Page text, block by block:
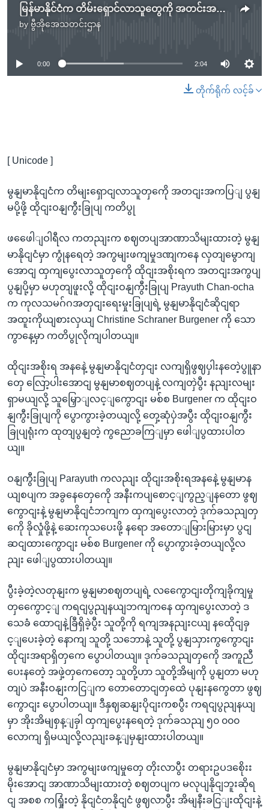
မြန်မာနိုင်ငံက တိမ်းရှောင်လာသူတွေကို အတင်းအကျပ် ပြန်မပို့ဖို့ ထိုင်းဝန်ကြီးချုပ်
by ဗွီအိုအေသတင်းဌာန
No media source currently available
0:00 2:04
တိုက်ရိုက် လင့်ခ်
[ Unicode ]
မွနျမာနိုငျငံက တိမျးရှောငျလာသူတှကေို အတငျးအကပြျ ပွနျ
မပို့ဖို့ ထိုငျးဝနျကွီးခြုပျ ကတိပွု
ဖဖေေါျဝါရီလ ကတညျးက စဈတပျအာဏာသိမျးထားတဲ့ မွနျ
မာနိုငျငံမှာ ကွုံနရေတဲ့ အကွမျးဖကျမှုဒဏျကနေ လှတျမွောကျ
အောငျ ထှကျပွေးလာသူတှကေို ထိုငျးအစိုးရက အတငျးအကွပျ
ပွနျပို့မှာ မဟုတျဖူးလို့ ထိုငျးဝနျကွီးခြုပျ Prayuth Chan-ocha
က ကုလသမဂ်ဂအတှငျးရေးမှုးခြုပျရဲ့ မွနျမာနိုငျငံဆိုငျရာ
အထူးကိုယျစားလှယျ Christine Schraner Burgener ကို သော
ကွာနေ့မှာ ကတိပွုလိုကျပါတယျ။
ထိုငျးအစိုးရ အနနေဲ့ မွနျမာနိုငျငံတှငျး လကျရှိဖွဈပှါးနတေဲ့ပွူနာ
တှေ လြော့ပါးအောငျ မွနျမာစဈတပျနဲ့ လကျတှဲပွီး နညျးလမျး
ရှာမယျလို့ သူမြှောျလင့ျကွောငျး မစ်စ Burgener က ထိုငျးဝ
နျကွီးခြုပျကို ပွောကွားခဲ့တယျလို့ တှေ့ဆုံပှဲအပွီး ထိုငျးဝနျကွီး
ခြုပျရုံးက ထုတျပွနျတဲ့ ကွညောခကြျမှာ ဖေါျပွထားပါတ
ယျ။
ဝနျကွီးခြုပျ Parayuth ကလညျး ထိုငျးအစိုးရအနနေဲ့ မွနျမာန
ယျစပျက အခွနေတှေကေို အနီးကပျစောင့ျကွည့ျနတော ဖွဈ
ကွောငျးနဲ့ မွနျမာနိုငျငံဘကျက ထှကျပွေးလာတဲ့ ဒုက်ခသညျတှ
ကေို ခိုလှုံဖို့နဲ့ ဆေးကုသပေးဖို့ နရော အတောျမြားမြားမှာ ပွငျ
ဆငျထားကွောငျး မစ်စ Burgener ကို ပွောကွားခဲ့တယျလို့လ
ညျး ဖေါျပွထားပါတယျ။
ပွီးခဲ့တဲ့လတုနျးက မွနျမာစဈတပျရဲ့ လကွေောငျးတိုကျခိုကျမှု
တှကွေောင့ျ ကရငျပွညျနယျဘကျကနေ ထှကျပွေးလာတဲ့ ဒ
သေခံ ထောငျနဲ့ခြီရှိခဲ့ပွီး သူတို့ကို ရကျအနညျးငယျ နထေိုငျခှ
င့ျပေးခဲ့တဲ့ နောကျ သူတို့ သဘောနဲ့ သူတို့ ပွနျသှားကွကွောငျး
ထိုငျးအရာရှိတှကေ ပွောပါတယျ။ ဒုက်ခသညျတှကေို အကူညီ
ပေးနတေဲ့ အဖှဲ့တှကေတော့ သူတို့ဟာ သူတို့အိမျကို ပွနျတာ မဟု
တျပဲ အနီးဝနျးကငြျက တောတောငျတှထေဲ ပုနျးနကွေတာ ဖွဈ
ကွောငျး ပွောပါတယျ။ ဒီနှဈဆနျးပိုငျးကစပွီး ကရငျပွညျနယျ
မှာ အိုးအိမျစှန့ျခှါ ထှကျပွေးနရေတဲ့ ဒုက်ခသညျ ၅၀ ၀၀၀
လောကျ ရှိမယျလို့လညျးခန့ျမှနျးထားပါတယျ။
မွနျမာနိုငျငံမှာ အကွမျးဖကျမှုတှေ တိုးလာပွီး တရားဥပဒစေိုးး
မိုးအောငျ အာဏာသိမျးထားတဲ့ စဈတပျက မလုပျနိုငျဘူးဆိုရ
ငျ အစစ ကရြှုံးတဲ့ နိုငျငံတနိုငျငံ ဖွဈလာပွီး အိမျနီးခငြျးထိုငျးနဲ့